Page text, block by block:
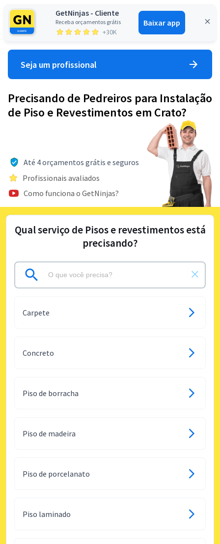
GetNinjas - Cliente
Receba orçamentos grátis
+30K
Baixar app
Entrar
Seja um profissional
Precisando de Pedreiros para Instalação
de Piso e Revestimentos em Crato?
Até 4 orçamentos grátis e seguros
Profissionais avaliados
Como funciona o GetNinjas?
Qual serviço de Pisos e revestimentos está
precisando?
Carpete
Concreto
Piso de borracha
Piso de madeira
Piso de porcelanato
Piso laminado